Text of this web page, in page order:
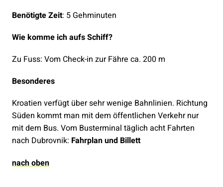
Benötigte Zeit: 5 Gehminuten
Wie komme ich aufs Schiff?
Zu Fuss: Vom Check-in zur Fähre ca. 200 m
Besonderes
Kroatien verfügt über sehr wenige Bahnlinien. Richtung
Süden kommt man mit dem öffentlichen Verkehr nur
mit dem Bus. Vom Busterminal täglich acht Fahrten
nach Dubrovnik: Fahrplan und Billett
nach oben